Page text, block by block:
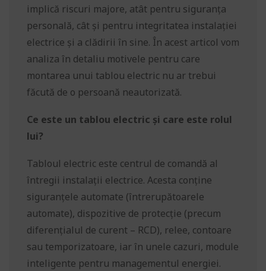
implică riscuri majore, atât pentru siguranța
personală, cât și pentru integritatea instalației
electrice și a clădirii în sine. În acest articol vom
analiza în detaliu motivele pentru care
montarea unui tablou electric nu ar trebui
făcută de o persoană neautorizată.
Ce este un tablou electric și care este rolul
lui?
Tabloul electric este centrul de comandă al
întregii instalații electrice. Acesta conține
siguranțele automate (întrerupătoarele
automate), dispozitive de protecție (precum
diferențialul de curent – RCD), relee, contoare
sau temporizatoare, iar în unele cazuri, module
inteligente pentru managementul energiei.